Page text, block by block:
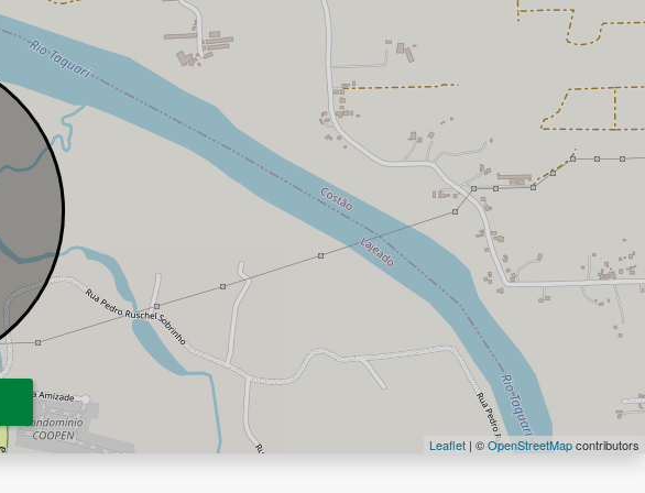
Leaflet | ©OpenStreetMapcontributors